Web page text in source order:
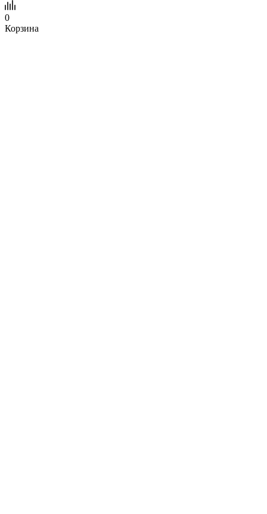
0
Корзина